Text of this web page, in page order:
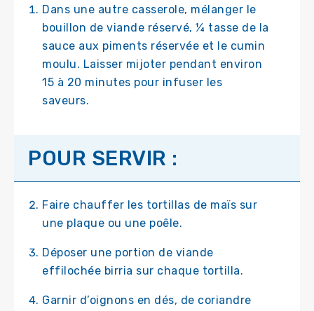
Dans une autre casserole, mélanger le
bouillon de viande réservé, ¼ tasse de la
sauce aux piments réservée et le cumin
moulu. Laisser mijoter pendant environ
15 à 20 minutes pour infuser les
saveurs.
POUR SERVIR :
Faire chauffer les tortillas de maïs sur
une plaque ou une poêle.
Déposer une portion de viande
effilochée birria sur chaque tortilla.
Garnir d’oignons en dés, de coriandre